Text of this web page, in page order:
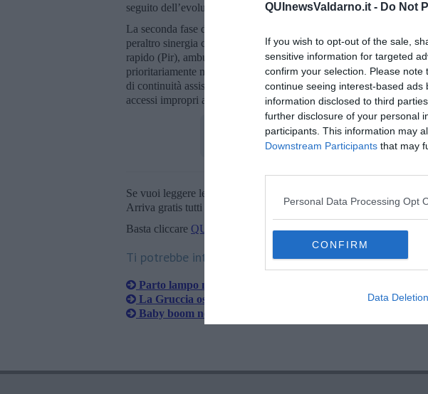
QUInewsValdarno.it - Do Not
If you wish to opt-out of the sale,
sensitive information for targeted
confirm your selection. Please
continue seeing interest-based
information disclosed to third
further disclosure of your personal
participants. This information may
Downstream Participants that may
Personal Data Processing Opt
CONFIRM
Data Deletion
seguito dell’evoluzione della domanda di salute che proviene dai
La seconda fase del progetto di riorganizzazione del Pronto
peraltro sinergia con la progressiva attivazione, all’interno delle
rapido (Pir), ambulatori avanzati dedicati alle prestazioni sanitarie
prioritariamente mediato da Numero Europeo Armonizzato (NEA)
di continuità assistenziale che orienta i cittadini verso il servizio
accessi impropri al pronto soccorso.
Se vuoi leggere le notizie principali della Toscana iscriviti alla
Arriva gratis tutti i giorni alle 20:00 direttamente nella tua casella di
Basta cliccare QUI
Ti potrebbe interessare anche:
Parto lampo nel bagno di casa ed ecco Ismaele
La Gruccia ospedale di Primo Livello
Baby boom negli ospedali di Arezzo e Valdarno